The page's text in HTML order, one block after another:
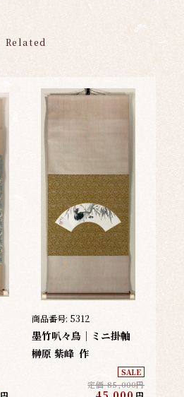
Related
商品番号: 5312
墨竹叭々鳥｜ミニ掛軸
榊原 紫峰 作
SALE
定価 85,000円